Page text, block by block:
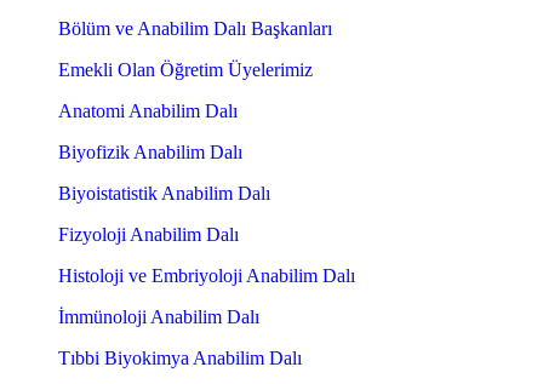
Bölüm ve Anabilim Dalı Başkanları
Emekli Olan Öğretim Üyelerimiz
Anatomi Anabilim Dalı
Biyofizik Anabilim Dalı
Biyoistatistik Anabilim Dalı
Fizyoloji Anabilim Dalı
Histoloji ve Embriyoloji Anabilim Dalı
İmmünoloji Anabilim Dalı
Tıbbi Biyokimya Anabilim Dalı